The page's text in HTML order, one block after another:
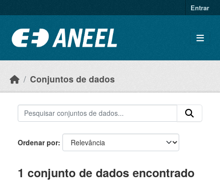
Entrar
Conjuntos de dados
Ordenar por
1 conjunto de dados encontrado